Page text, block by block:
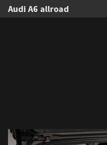
Audi A6 allroad